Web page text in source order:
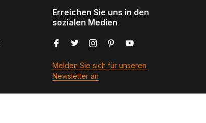
Erreichen Sie uns in den
sozialen Medien
Melden Sie sich für unseren
Newsletter an